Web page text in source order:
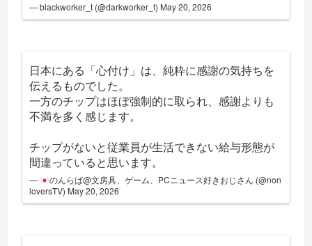
— blackworker_t (@darkworker_t) May 20, 2026
日本にある「心付け」は、純粋に感謝の気持ちを
伝えるものでした。
一方のチップはほぼ強制的に取られ、感謝よりも
不満を多く感じます。
チップがないと従業員が生活できない給与形態が
間違っていると思います。
—
のんらば@文房具、ゲーム、PCニュース好きおじさん (@non
loversTV) May 20, 2026